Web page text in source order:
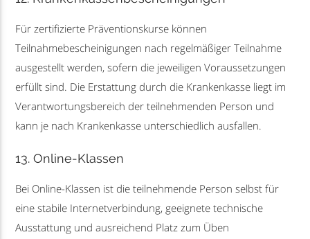
Für zertifizierte Präventionskurse können
Teilnahmebescheinigungen nach regelmäßiger Teilnahme
ausgestellt werden, sofern die jeweiligen Voraussetzungen
erfüllt sind. Die Erstattung durch die Krankenkasse liegt im
Verantwortungsbereich der teilnehmenden Person und
kann je nach Krankenkasse unterschiedlich ausfallen.
13. Online-Klassen
Bei Online-Klassen ist die teilnehmende Person selbst für
eine stabile Internetverbindung, geeignete technische
Ausstattung und ausreichend Platz zum Üben